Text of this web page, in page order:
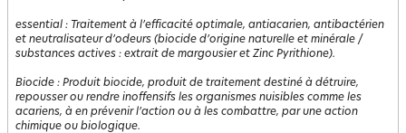
essential : Traitement à l’efficacité optimale, antiacarien, antibactérien
et neutralisateur d’odeurs (biocide d’origine naturelle et minérale /
substances actives : extrait de margousier et Zinc Pyrithione).
Biocide : Produit biocide, produit de traitement destiné à détruire,
repousser ou rendre inoffensifs les organismes nuisibles comme les
acariens, à en prévenir l’action ou à les combattre, par une action
chimique ou biologique.